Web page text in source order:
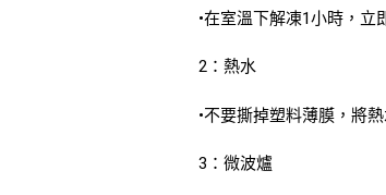
•在室溫下解凍1小時，立
2：熱水
•不要撕掉塑料薄膜，將
3：微波爐